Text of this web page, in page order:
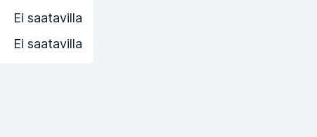
Ei saatavilla
Ei saatavilla